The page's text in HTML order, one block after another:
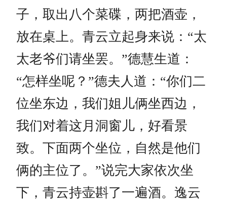
子，取出八个菜碟，两把酒壶，
放在桌上。青云立起身来说：“太
太老爷们请坐罢。”德慧生道：
“怎样坐呢？”德夫人道：“你们二
位坐东边，我们姐儿俩坐西边，
我们对着这月洞窗儿，好看景
致。下面两个坐位，自然是他们
俩的主位了。”说完大家依次坐
下，青云持壶斟了一遍酒。逸云